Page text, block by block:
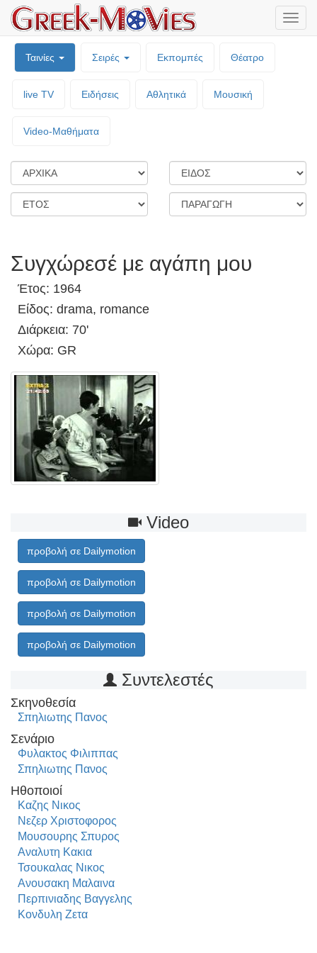
Ταινίες Σειρές Εκπομπές Θέατρο
live TV Ειδήσεις Αθλητικά Μουσική
Video-Mαθήματα
Συγχώρεσέ με αγάπη μου
Έτος: 1964
Είδος: drama, romance
Διάρκεια: 70'
Χώρα: GR
Video
προβολή σε Dailymotion
προβολή σε Dailymotion
προβολή σε Dailymotion
προβολή σε Dailymotion
Συντελεστές
Σκηνοθεσία
Σπηλιωτης Πανος
Σενάριο
Φυλακτος Φιλιππας
Σπηλιωτης Πανος
Ηθοποιοί
Καζης Νικος
Νεζερ Χριστοφορος
Μουσουρης Σπυρος
Αναλυτη Κακια
Τσουκαλας Νικος
Ανουσακη Μαλαινα
Περπινιαδης Βαγγελης
Κονδυλη Ζετα